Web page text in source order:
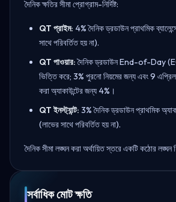
দৈনিক ক্ষতির সীমা প্রোগ্রাম-নির্দিষ্ট:
QT প্রাইম: 4% দৈনিক ড্রডাউন প্রাথমিক
সাথে পরিবর্তিত হয় না).
QT পাওয়ার:দৈনিক ড্রডাউন End-of-Day
ভিত্তি করে; 3% পুরনো নিয়মের জন্য এবং 9
করা অ্যাকাউন্টের জন্য 4%।
QT ইনস্ট্যান্ট: 3% দৈনিক ড্রডাউন প্রাথমিক
(লাভের সাথে পরিবর্তিত হয় না).
দৈনিক সীমা লঙ্ঘন করা অর্থায়িত স্তরে একটি কঠোর লঙ্ঘন
সর্বাধিক মোট ক্ষতি